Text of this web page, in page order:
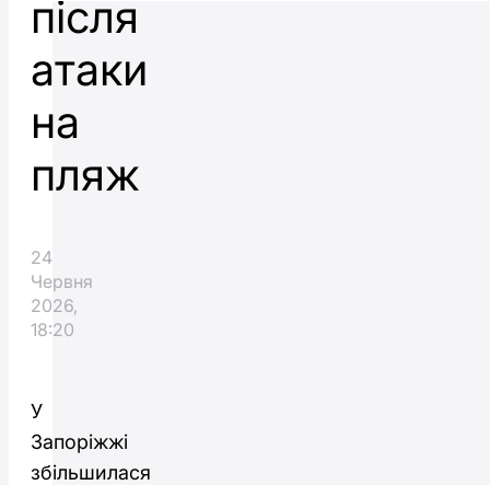
після
атаки
на
пляж
24
Червня
2026,
18:20
У
Запоріжжі
збільшилася